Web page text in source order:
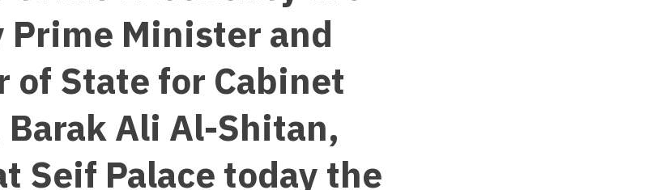
Prime Minister and
of State for Cabinet
Ali Al-Shitan,
Seif Palace today the